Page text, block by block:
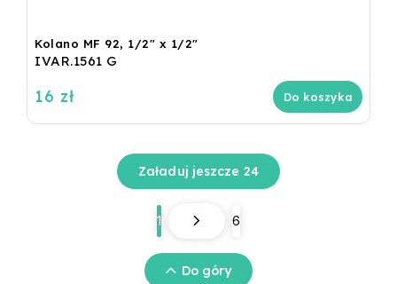
Kolano MF 92, 1/2" x 1/2"
IVAR.1561 G
16 zł Do koszyka
Załaduj jeszcze 24
1 6
Do góry